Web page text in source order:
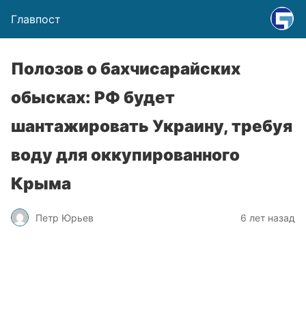
Главпост
Полозов о бахчисарайских
обысках: РФ будет
шантажировать Украину, требуя
воду для оккупированного
Крыма
Петр Юрьев 6 лет назад